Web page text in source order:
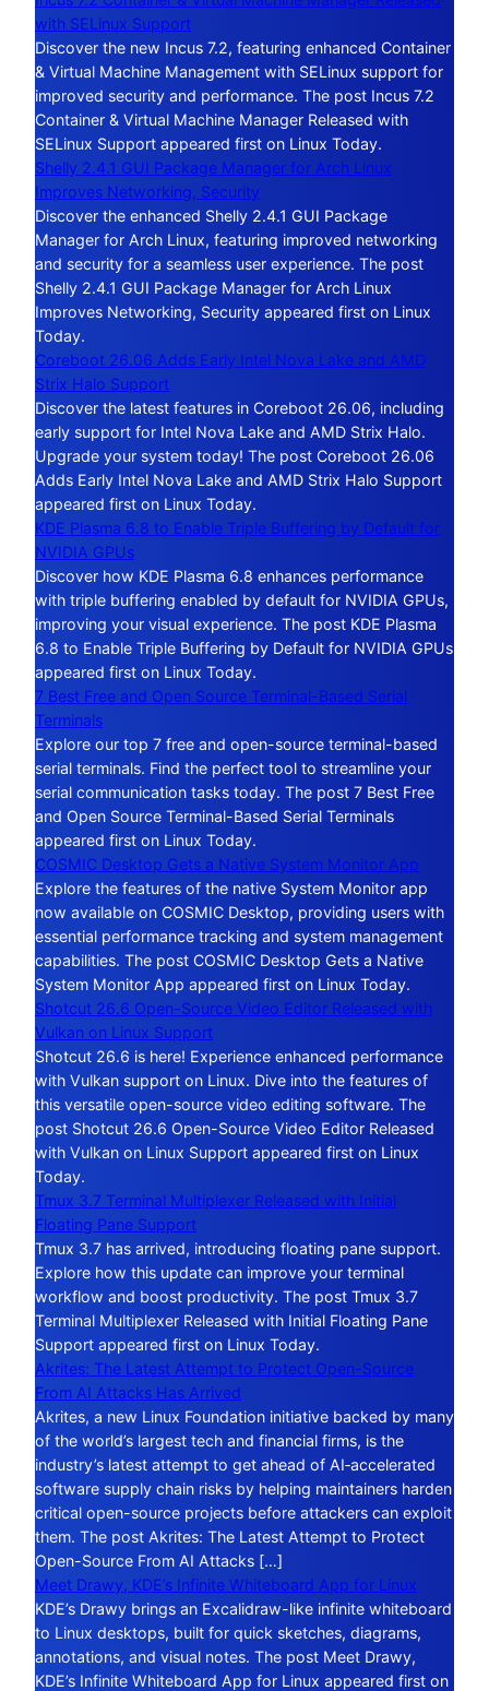
with SELinux Support
Discover the new Incus 7.2, featuring enhanced Container
& Virtual Machine Management with SELinux support for
improved security and performance. The post Incus 7.2
Container & Virtual Machine Manager Released with
SELinux Support appeared first on Linux Today.
Shelly 2.4.1 GUI Package Manager for Arch Linux
Improves Networking, Security
Discover the enhanced Shelly 2.4.1 GUI Package
Manager for Arch Linux, featuring improved networking
and security for a seamless user experience. The post
Shelly 2.4.1 GUI Package Manager for Arch Linux
Improves Networking, Security appeared first on Linux
Today.
Coreboot 26.06 Adds Early Intel Nova Lake and AMD
Strix Halo Support
Discover the latest features in Coreboot 26.06, including
early support for Intel Nova Lake and AMD Strix Halo.
Upgrade your system today! The post Coreboot 26.06
Adds Early Intel Nova Lake and AMD Strix Halo Support
appeared first on Linux Today.
KDE Plasma 6.8 to Enable Triple Buffering by Default for
NVIDIA GPUs
Discover how KDE Plasma 6.8 enhances performance
with triple buffering enabled by default for NVIDIA GPUs,
improving your visual experience. The post KDE Plasma
6.8 to Enable Triple Buffering by Default for NVIDIA GPUs
appeared first on Linux Today.
7 Best Free and Open Source Terminal-Based Serial
Terminals
Explore our top 7 free and open-source terminal-based
serial terminals. Find the perfect tool to streamline your
serial communication tasks today. The post 7 Best Free
and Open Source Terminal-Based Serial Terminals
appeared first on Linux Today.
COSMIC Desktop Gets a Native System Monitor App
Explore the features of the native System Monitor app
now available on COSMIC Desktop, providing users with
essential performance tracking and system management
capabilities. The post COSMIC Desktop Gets a Native
System Monitor App appeared first on Linux Today.
Shotcut 26.6 Open-Source Video Editor Released with
Vulkan on Linux Support
Shotcut 26.6 is here! Experience enhanced performance
with Vulkan support on Linux. Dive into the features of
this versatile open-source video editing software. The
post Shotcut 26.6 Open-Source Video Editor Released
with Vulkan on Linux Support appeared first on Linux
Today.
Tmux 3.7 Terminal Multiplexer Released with Initial
Floating Pane Support
Tmux 3.7 has arrived, introducing floating pane support.
Explore how this update can improve your terminal
workflow and boost productivity. The post Tmux 3.7
Terminal Multiplexer Released with Initial Floating Pane
Support appeared first on Linux Today.
Akrites: The Latest Attempt to Protect Open-Source
From AI Attacks Has Arrived
Akrites, a new Linux Foundation initiative backed by many
of the world’s largest tech and financial firms, is the
industry’s latest attempt to get ahead of AI‑accelerated
software supply chain risks by helping maintainers harden
critical open-source projects before attackers can exploit
them. The post Akrites: The Latest Attempt to Protect
Open-Source From AI Attacks […]
Meet Drawy, KDE’s Infinite Whiteboard App for Linux
KDE’s Drawy brings an Excalidraw-like infinite whiteboard
to Linux desktops, built for quick sketches, diagrams,
annotations, and visual notes. The post Meet Drawy,
KDE’s Infinite Whiteboard App for Linux appeared first on